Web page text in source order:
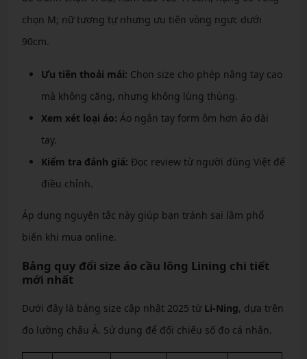
chọn M; nữ tương tự nhưng ưu tiên vòng ngực dưới
90cm.
Ưu tiên thoải mái: Chọn size cho phép nâng tay cao
mà không căng, nhưng không lùng thùng.
Xem xét loại áo: Áo ngắn tay form ôm hơn áo dài
tay.
Kiểm tra đánh giá: Đọc review từ người dùng Việt để
điều chỉnh.
Áp dụng nguyên tắc này giúp bạn tránh sai lầm phổ
biến khi mua online.
Bảng quy đổi size áo cầu lông Lining chi tiết
mới nhất
Dưới đây là bảng size cập nhật 2025 từ Li-Ning, dựa trên
đo lường châu Á. Sử dụng để đối chiếu số đo cá nhân.